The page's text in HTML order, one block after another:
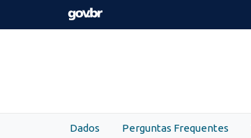
Skip to main content
Dados Perguntas Frequentes